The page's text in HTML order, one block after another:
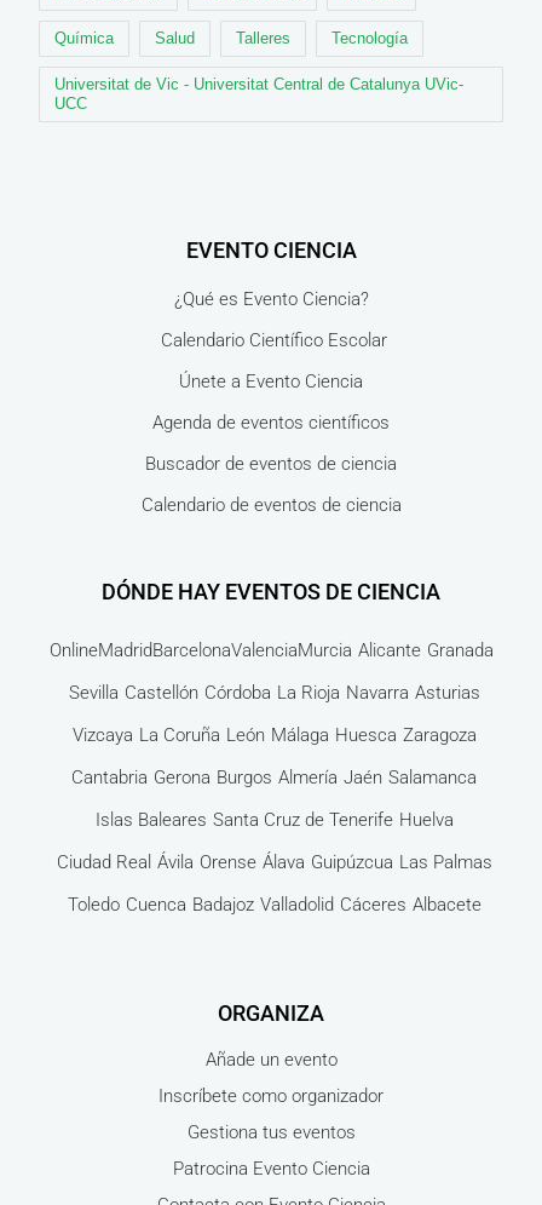
Química Salud Talleres Tecnología
Universitat de Vic - Universitat Central de Catalunya UVic-
UCC
EVENTO CIENCIA
¿Qué es Evento Ciencia?
Calendario Científico Escolar
Únete a Evento Ciencia
Agenda de eventos científicos
Buscador de eventos de ciencia
Calendario de eventos de ciencia
DÓNDE HAY EVENTOS DE CIENCIA
OnlineMadridBarcelonaValenciaMurcia Alicante Granada
Sevilla Castellón Córdoba La Rioja Navarra Asturias
Vizcaya La Coruña León Málaga Huesca Zaragoza
Cantabria Gerona Burgos Almería Jaén Salamanca
Islas Baleares Santa Cruz de Tenerife Huelva
Ciudad Real Ávila Orense Álava Guipúzcua Las Palmas
Toledo Cuenca Badajoz Valladolid Cáceres Albacete
ORGANIZA
Añade un evento
Inscríbete como organizador
Gestiona tus eventos
Patrocina Evento Ciencia